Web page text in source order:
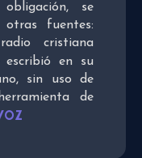
se
fuentes:
cristiana
en su
sin uso de
de